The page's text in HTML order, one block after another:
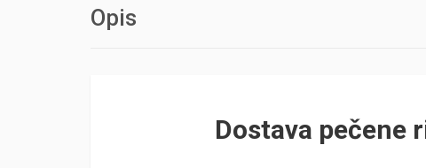
Opis
Dostava pečene